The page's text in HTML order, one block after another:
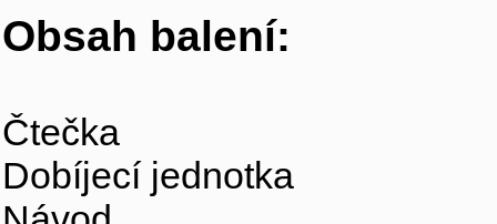
Obsah balení:
Čtečka
Dobíjecí jednotka